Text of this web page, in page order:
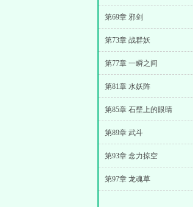
第69章 邪剑
第73章 战群妖
第77章 一瞬之间
第81章 水妖阵
第85章 石壁上的眼睛
第89章 武斗
第93章 念力掠空
第97章 龙魂草